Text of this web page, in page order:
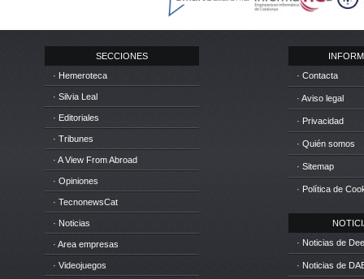
SECCIONES
· Hemeroteca
· Silvia Leal
· Editoriales
· Tribunes
· A View From Abroad
· Opiniones
· TecnonewsCat
· Noticias
· Area empresas
· Videojuegos
· Contacta
· Aviso legal
· Privacidad
· Quién somos
· Sitemap
· Política de
· Noticias de
· Noticias de